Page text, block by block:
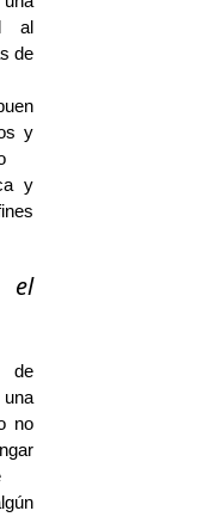
al
de
y
y
el
de
no